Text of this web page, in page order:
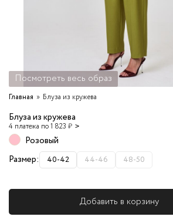
Посмотреть весь образ
Главная Блуза из кружева
Блуза из кружева
4 платежа по 1 823 ₽
Розовый
Размер:
40-42 44-46 48-50
Добавить в корзину